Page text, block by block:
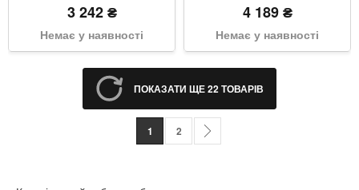
3 242 ₴
Немає у наявності
4 189 ₴
Немає у наявності
ПОКАЗАТИ ЩЕ 22 ТОВАРІВ
Сторінка
You're currently reading page
1 Сторінка
2